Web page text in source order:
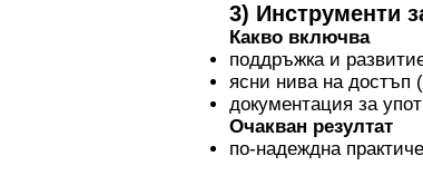
3) Инструменти
Какво включва
поддръжка и
ясни нива на достъп
документация за
Очакван резултат
по-надеждна